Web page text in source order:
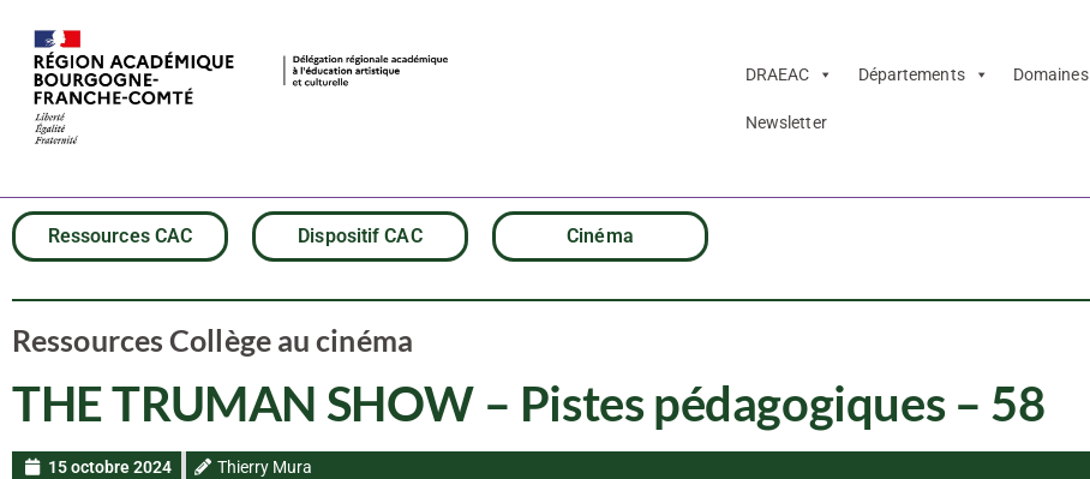
DRAEAC Départements Domaines
Newsletter
Ressources CAC Dispositif CAC Cinéma
Ressources Collège au cinéma
THE TRUMAN SHOW – Pistes pédagogiques – 58
15 octobre 2024 Thierry Mura